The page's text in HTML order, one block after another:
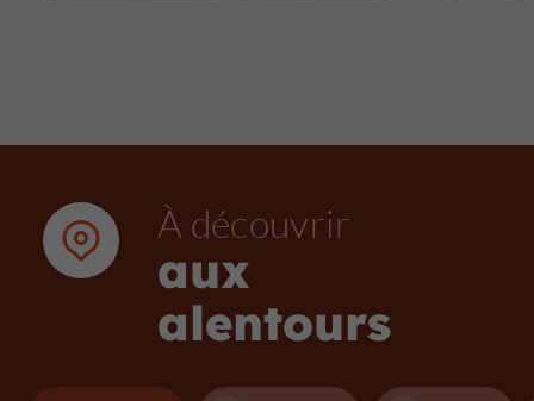
À découvrir
aux
alentours